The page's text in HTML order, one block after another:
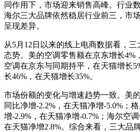
同作用下，市场迎来销售高峰。行业
海尔三大品牌依然稳居行业前三，市
呈现差异。
从5月12日以来的线上电商数据看，
态势。美的空调零售额在京东增长4%
空调在京东与同期持平，在天猫增长
长46%，在天猫增长35%。
市场份额的变化与增速趋势一致。美
同比净增-2.2%，在天猫净增-5.0%；
增-2.9%，在天猫净增-0.7%；海尔空
在天猫净增2.8%。综合来看，三大品